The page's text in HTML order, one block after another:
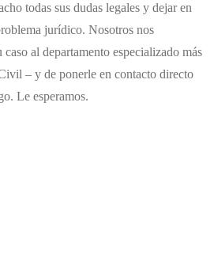
todas sus dudas legales y dejar en
jurídico. Nosotros nos
al departamento especializado más
– y de ponerle en contacto directo
Le esperamos.